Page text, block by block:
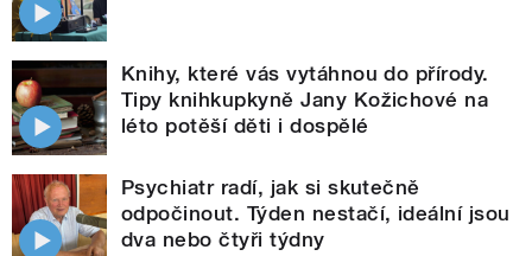
Knihy, které vás vytáhnou do přírody.
Tipy knihkupkyně Jany Kožichové na
léto potěší děti i dospělé
Psychiatr radí, jak si skutečně
odpočinout. Týden nestačí, ideální jsou
dva nebo čtyři týdny